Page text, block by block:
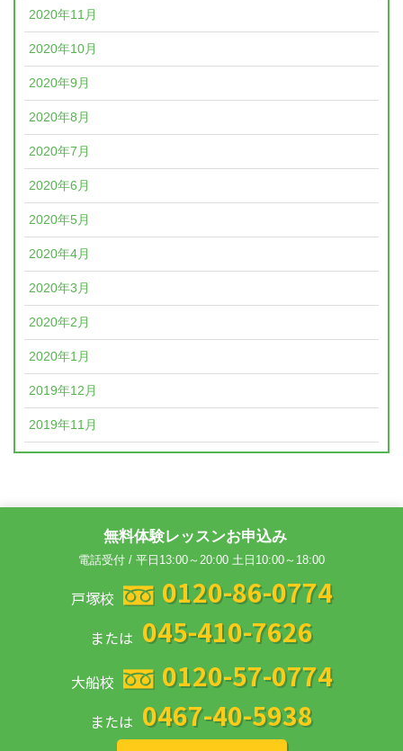
2020年11月
2020年10月
2020年9月
2020年8月
2020年7月
2020年6月
2020年5月
2020年4月
2020年3月
2020年2月
2020年1月
2019年12月
2019年11月
無料体験レッスンお申込み
電話受付 / 平日13:00～20:00 土日10:00～18:00
戸塚校 0120-86-0774
または 045-410-7626
大船校 0120-57-0774
または 0467-40-5938